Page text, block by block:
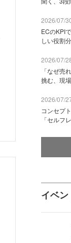
2026/07/
ECのKPI
しい役割
2026/07/
「なぜ売
挑む、現
2026/07/
コンセプ
「セルフ
イベン